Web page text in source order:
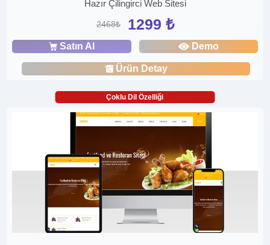
Hazır Çilingirci Web Sitesi
2468₺ 1299 ₺
Satın Al Demo
Ürün Detay
Çoklu Dil Özelliği